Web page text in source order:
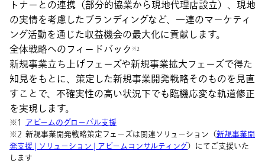
トナーとの連携（部分的協業から現地代理店設立）、現地
の実情を考慮したブランディングなど、一連のマーケティ
ング活動を通じた収益機会の最大化に貢献します。
全体戦略へのフィードバック ※2
新規事業立ち上げフェーズや新規事業拡大フェーズで得た
知見をもとに、策定した新規事業開発戦略そのものを見直
すことで、不確実性の高い状況下でも臨機応変な軌道修正
を実現します。
※1 アビームのグローバル支援
※2 新規事業開発戦略策定フェーズは関連ソリューション（新規事業開
発支援 | ソリューション | アビームコンサルティング）にてご支援いた
します